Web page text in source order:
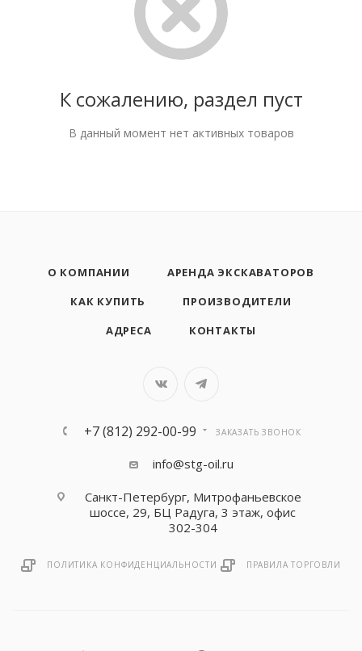
К сожалению, раздел пуст
В данный момент нет активных товаров
О КОМПАНИИ
АРЕНДА ЭКСКАВАТОРОВ
КАК КУПИТЬ
ПРОИЗВОДИТЕЛИ
АДРЕСА
КОНТАКТЫ
+7 (812) 292-00-99 ЗАКАЗАТЬ ЗВОНОК
info@stg-oil.ru
Санкт-Петербург, Митрофаньевское
шоссе, 29, БЦ Радуга, 3 этаж, офис
302-304
ПОЛИТИКА КОНФИДЕНЦИАЛЬНОСТИ ПРАВИЛА ТОРГОВЛИ